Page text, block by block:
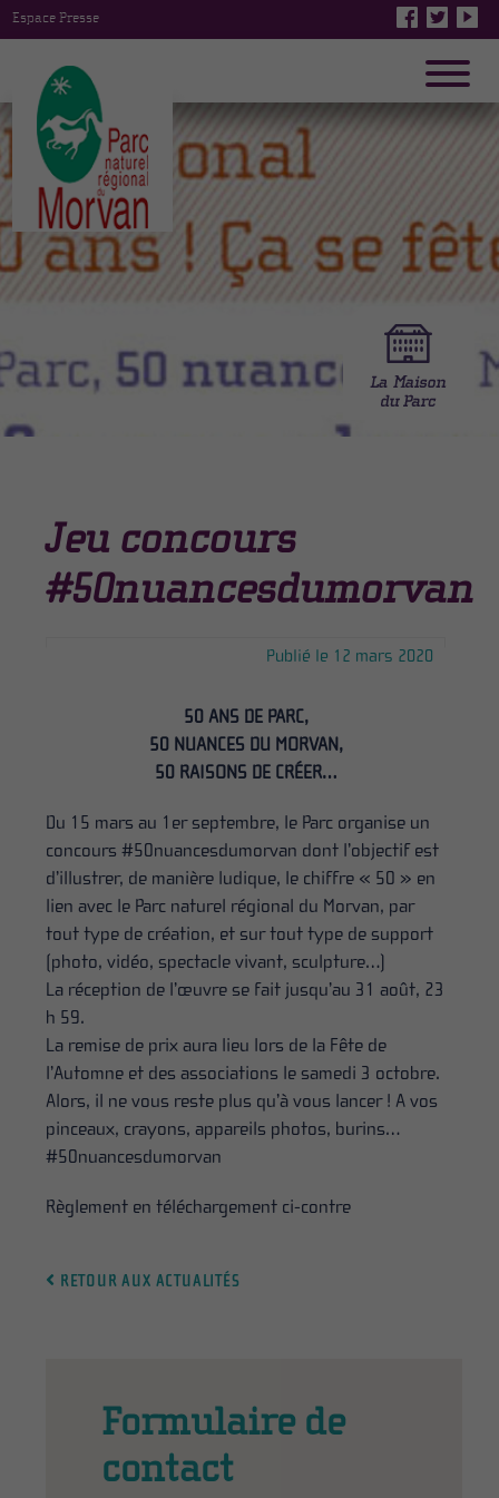
Espace Presse
Jeu concours
#50nuancesdumorvan
Publié le 12 mars 2020
50 ANS DE PARC,
50 NUANCES DU MORVAN,
50 RAISONS DE CRÉER…
Du 15 mars au 1 erseptembre, le Parc organise un
concours #50nuancesdumorvan dont l’objectif est
d’illustrer, de manière ludique, le chiffre « 50 » en
lien avec le Parc naturel régional du Morvan, par
tout type de création, et sur tout type de support
(photo, vidéo, spectacle vivant, sculpture…)
La réception de l’œuvre se fait jusqu’au 31 août, 23
h 59.
La remise de prix aura lieu lors de la Fête de
l’Automne et des associations le samedi 3 octobre.
Alors, il ne vous reste plus qu’à vous lancer ! A vos
pinceaux, crayons, appareils photos, burins…
#50nuancesdumorvan
Règlement en téléchargement ci-contre
RETOUR AUX ACTUALITÉS
Formulaire de
contact